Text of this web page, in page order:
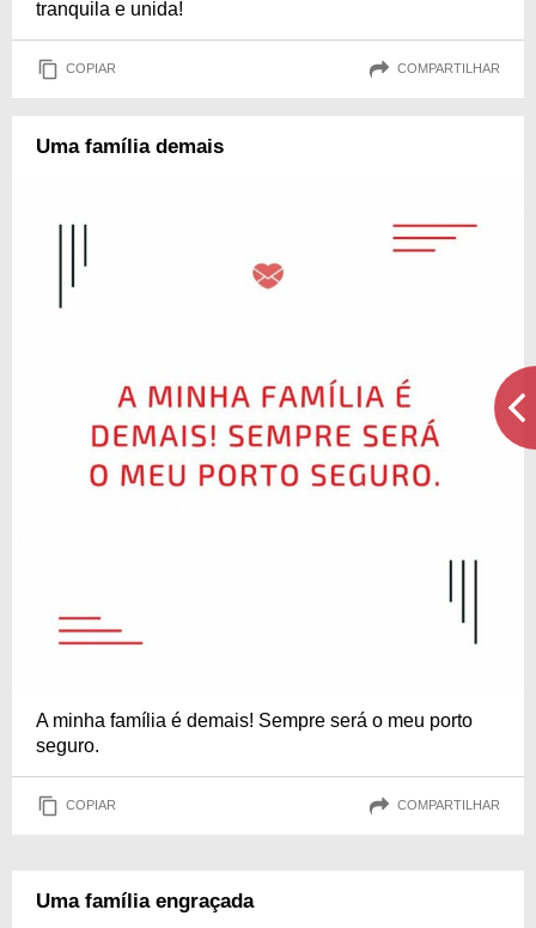
tranquila e unida!
COPIAR COMPARTILHAR
Uma família demais
A minha família é demais! Sempre será o meu porto
seguro.
COPIAR COMPARTILHAR
Uma família engraçada